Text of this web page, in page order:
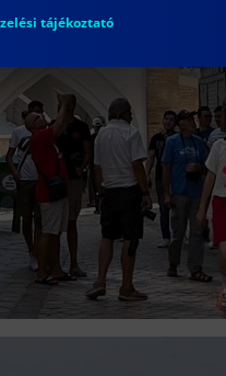
The aim of the Summer
tájékoztató